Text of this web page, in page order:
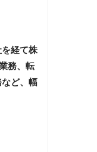
経て株
務、転
ど、幅